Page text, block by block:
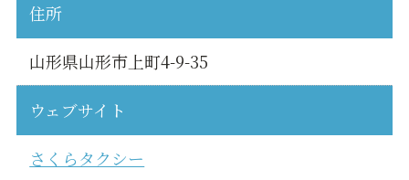
住所
山形県山形市上町4-9-35
ウェブサイト
さくらタクシー